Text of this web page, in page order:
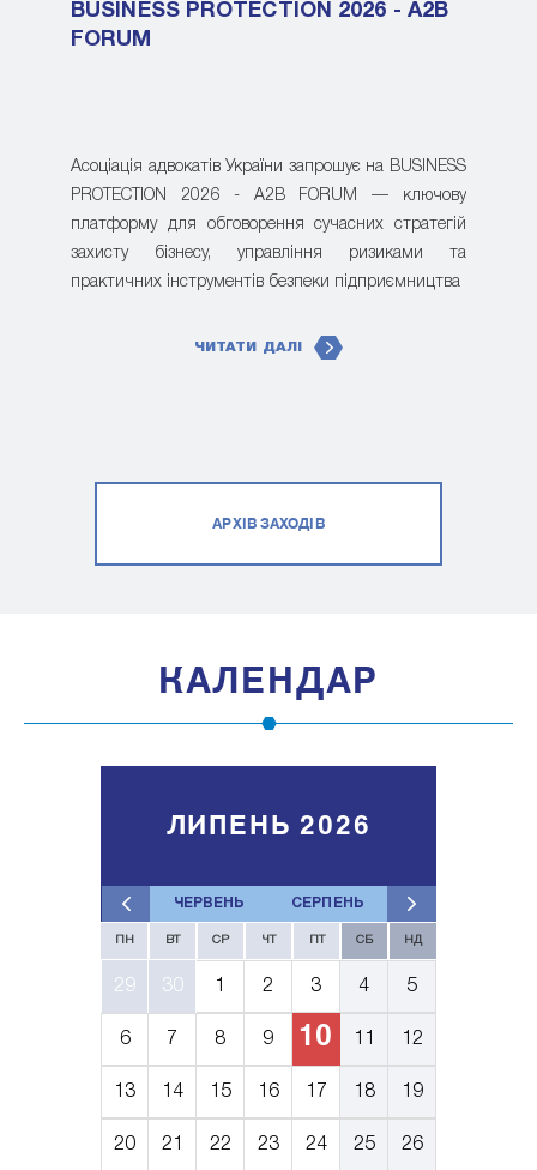
BUSINESS PROTECTION 2026 - A2B
FORUM
Асоціація адвокатів України запрошує на BUSINESS
PROTECTION 2026 - A2B FORUM — ключову
платформу для обговорення сучасних стратегій
захисту бізнесу, управління ризиками та
практичних інструментів безпеки підприємництва
ЧИТАТИ ДАЛІ
АРХІВ ЗАХОДІВ
КАЛЕНДАР
ЧЕРВЕНЬ СЕРПЕНЬ
ЛИПЕНЬ 2026
ПН ВТ СР ЧТ СБ НД
29 30 2 3 4 5
6 7 8 9 10 12
13 14 15 16 17 18 19
20 21 22 23 24 25 26